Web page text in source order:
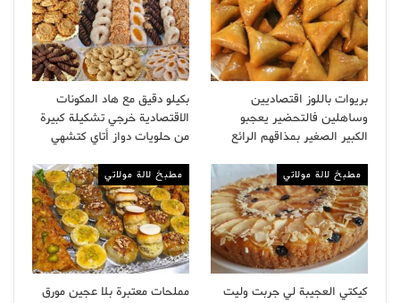
بريوات باللوز اقتصاديين
وساهلين فالتحضير يعجبو
الكبير الصغير بمذاقهم الرائع
بكيلو دقيق مع هاد المكونات
الاقتصادية خرجي تشكيلة كبيرة
من حلويات دواز أتاي كتشهي
مطبخ لالة مولاتي
كيكتي العجيبة لي جربت وليت
مطبخ لالة مولاتي
مملحات معتبرة بلا عجين مورق